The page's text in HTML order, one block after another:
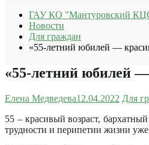
ГАУ КО "Мантуровский
Новости
Для граждан
«55-летний юбилей —
«55-летний юбилей
Елена Медведева12.04.2022 Для
55 – красивый возраст,
трудности и перипетии жизни